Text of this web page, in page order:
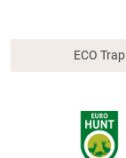
ECO Trap